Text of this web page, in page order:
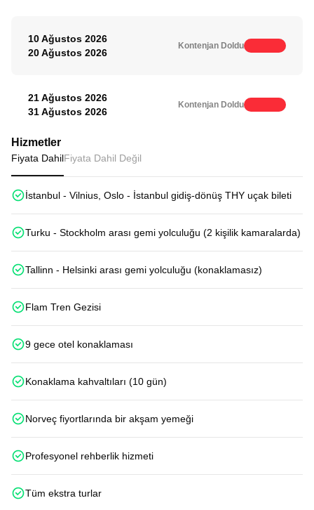
10 Ağustos 2026
20 Ağustos 2026
Kontenjan Doldu
21 Ağustos 2026
31 Ağustos 2026
Kontenjan Doldu
Hizmetler
Fiyata DahilFiyata Dahil Değil
İstanbul - Vilnius, Oslo - İstanbul gidiş-dönüş THY uçak bileti
Turku - Stockholm arası gemi yolculuğu (2 kişilik kamaralarda)
Tallinn - Helsinki arası gemi yolculuğu (konaklamasız)
Flam Tren Gezisi
9 gece otel konaklaması
Konaklama kahvaltıları (10 gün)
Norveç fiyortlarında bir akşam yemeği
Profesyonel rehberlik hizmeti
Tüm ekstra turlar